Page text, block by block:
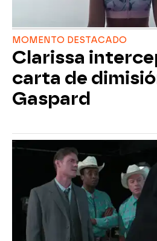
MOMENTO DESTACADO
Clarissa
carta de
Gaspard